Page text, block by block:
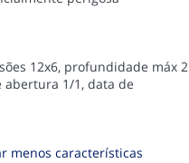
12x6, profundidade máx 2
1/1, data de
menos características